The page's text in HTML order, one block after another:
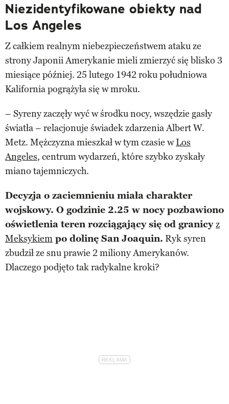
Niezidentyfikowane obiekty nad
Los Angeles
Z całkiem realnym niebezpieczeństwem ataku ze
strony Japonii Amerykanie mieli zmierzyć się blisko 3
miesiące później. 25 lutego 1942 roku południowa
Kalifornia pogrążyła się w mroku.
– Syreny zaczęły wyć w środku nocy, wszędzie gasły
światła – relacjonuje świadek zdarzenia Albert W.
Metz. Mężczyzna mieszkał w tym czasie wLos
Angeles, centrum wydarzeń, które szybko zyskały
miano tajemniczych.
Decyzja o zaciemnieniu miała charakter
wojskowy. O godzinie 2.25 w nocy pozbawiono
oświetlenia teren rozciągający się od granicyz
Meksykiem po dolinę San Joaquin. Ryk syren
zbudził ze snu prawie 2 miliony Amerykanów.
Dlaczego podjęto tak radykalne kroki?